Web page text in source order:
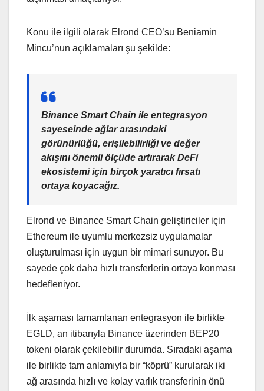
Konu ile ilgili olarak Elrond CEO’su Beniamin
Mincu’nun açıklamaları şu şekilde:
Binance Smart Chain ile entegrasyon
sayeseinde ağlar arasındaki
görünürlüğü, erişilebilirliği ve değer
akışını önemli ölçüde artırarak DeFi
ekosistemi için birçok yaratıcı fırsatı
ortaya koyacağız.
Elrond ve Binance Smart Chain geliştiriciler için
Ethereum ile uyumlu merkezsiz uygulamalar
oluşturulması için uygun bir mimari sunuyor. Bu
sayede çok daha hızlı transferlerin ortaya konması
hedefleniyor.
İlk aşaması tamamlanan entegrasyon ile birlikte
EGLD, an itibarıyla Binance üzerinden BEP20
tokeni olarak çekilebilir durumda. Sıradaki aşama
ile birlikte tam anlamıyla bir “köprü” kurularak iki
ağ arasında hızlı ve kolay varlık transferinin önü